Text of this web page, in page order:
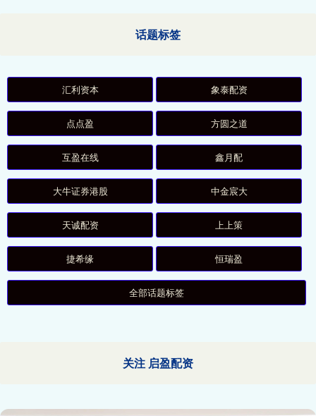
话题标签
汇利资本 象泰配资
点点盈 方圆之道
互盈在线 鑫月配
大牛证券港股 中金宸大
天诚配资 上上策
捷希缘 恒瑞盈
全部话题标签
关注 启盈配资